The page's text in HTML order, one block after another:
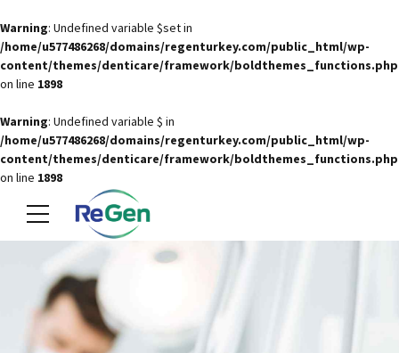
Warning: Undefined variable $set in
/home/u577486268/domains/regenturkey.com/public_html/wp-
content/themes/denticare/framework/boldthemes_functions.php
on line 1898
Warning: Undefined variable $ in
/home/u577486268/domains/regenturkey.com/public_html/wp-
content/themes/denticare/framework/boldthemes_functions.php
on line 1898